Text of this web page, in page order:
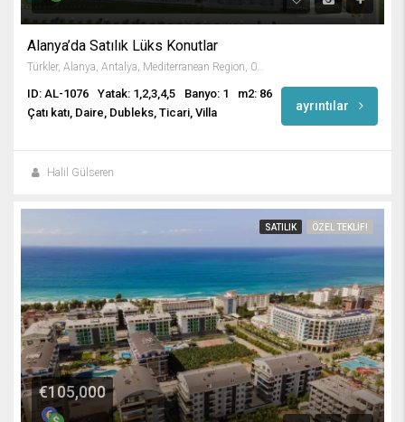
Alanya’da Satılık Lüks Konutlar
ID: AL-1076 Yatak: 1,2,3,4,5 Banyo: 1
m2: 86
Çatı katı, Daire, Dubleks, Ticari, Villa
ayrıntılar
Halil Gülseren
SATILIK ÖZEL TEKLIF!
€105,000